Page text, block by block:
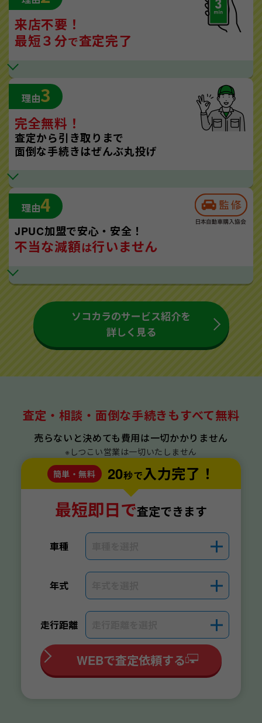
来店不要！
最短３分で査定完了
理由3
完全無料！
査定から引き取りまで
面倒な手続きはぜんぶ丸投げ
理由4
JPUC加盟で安心・安全！
不当な減額は行いません
ソコカラのサービス紹介を
詳しく見る
査定・相談・面倒な手続きもすべて無料
売らないと決めても費用は一切かかりません
※しつこい営業は一切いたしません
簡単・無料
20秒で入力完了！
最短即日で査定できます
車種 ＋
年式 ＋
走行距離 ＋
WEBで査定依頼する